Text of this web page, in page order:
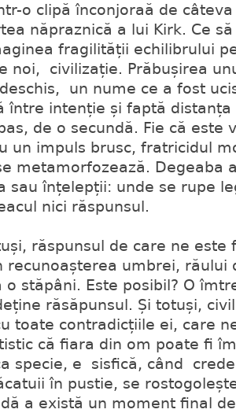
o clipă înconjoraă de
năpraznică a lui Kirk. Ce
fragilității echilibrului
noi, civilizație. Prăbușirea
un nume ce a fost
între intenție și faptă
de o secundă. Fie că este
un impuls brusc, fratricidul
metamorfozează. Degeaba
sau înțelepții: unde se rupe
nici răspunsul.
răspunsul de care ne
recunoașterea umbrei, răului
o stăpâni. Este posibil? O
răsăpunsul. Și totuși,
toate contradicțiile ei, care
că fiara din om poate fi
specie, e sisfică, când
în pustie, se
a există un moment final